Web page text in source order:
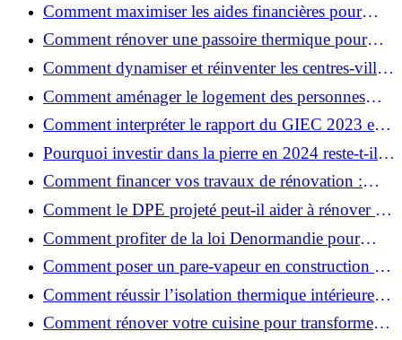
Comment maximiser les aides financières pour
votre rénovation ?
Comment rénover une passoire thermique pour
une maison durable ?
Comment dynamiser et réinventer les centres-villes
avec Action Cœur de Ville ?
Comment aménager le logement des personnes
âgées et obtenir des aides financières ?
Comment interpréter le rapport du GIEC 2023 et
en retenir l'essentiel ?
Pourquoi investir dans la pierre en 2024 reste-t-il
un choix sûr ?
Comment financer vos travaux de rénovation :
aides, prêts et solutions pratiques ?
Comment le DPE projeté peut-il aider à rénover et
valoriser votre bien ?
Comment profiter de la loi Denormandie pour
investir dans l'ancien et défiscaliser ?
Comment poser un pare-vapeur en construction et
rénovation : rôle et erreurs à éviter?
Comment réussir l’isolation thermique intérieure
pour une maison économe en énergie ?
Comment rénover votre cuisine pour transformer